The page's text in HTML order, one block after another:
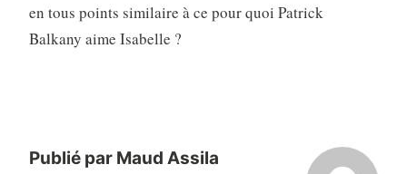
en tous points similaire à ce pour quoi Patrick
Balkany aime Isabelle ?
Publié par Maud Assila